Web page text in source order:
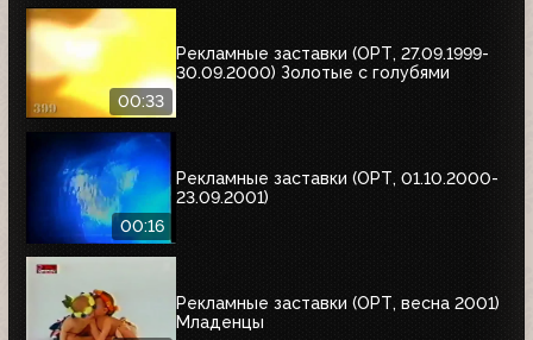
00:33
Рекламные заставки (ОРТ, 27.09.1999-
30.09.2000) Золотые с голубями
00:16
Рекламные заставки (ОРТ, 01.10.2000-
23.09.2001)
Рекламные заставки (ОРТ, весна 2001)
Младенцы